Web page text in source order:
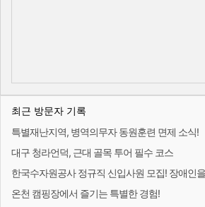
최근 방문자 기록
특별재난지역, 병역의무자 동원훈련 면제 소식!
대구 청라언덕, 근대 골목 투어 필수 코스
한국수자원공사 정규직 신입사원 모집! 장애인
온천 캠핑장에서 즐기는 특별한 경험!